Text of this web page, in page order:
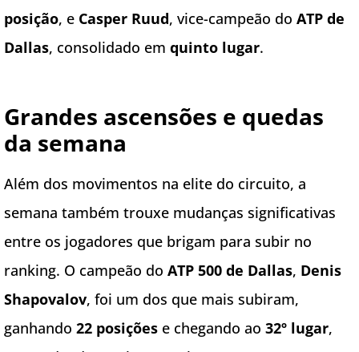
posição, e Casper Ruud, vice-campeão do ATP de
Dallas, consolidado em quinto lugar.
Grandes ascensões e quedas
da semana
Além dos movimentos na elite do circuito, a
semana também trouxe mudanças significativas
entre os jogadores que brigam para subir no
ranking. O campeão do ATP 500 de Dallas, Denis
Shapovalov, foi um dos que mais subiram,
ganhando 22 posições e chegando ao 32º lugar,